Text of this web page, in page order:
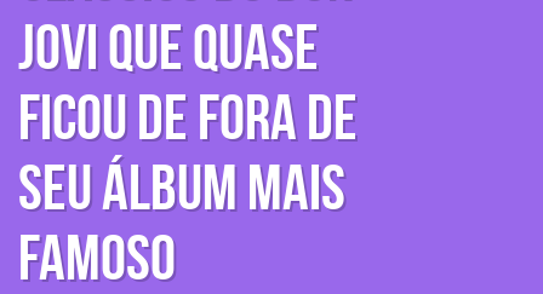
Jovi que quase
ficou de fora de
seu álbum mais
famoso